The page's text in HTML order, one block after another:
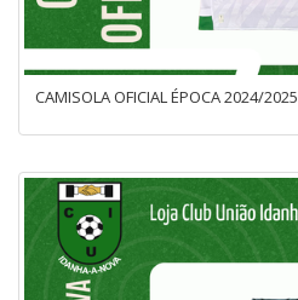
CAMISOLA OFICIAL ÉPOCA 2024/2025